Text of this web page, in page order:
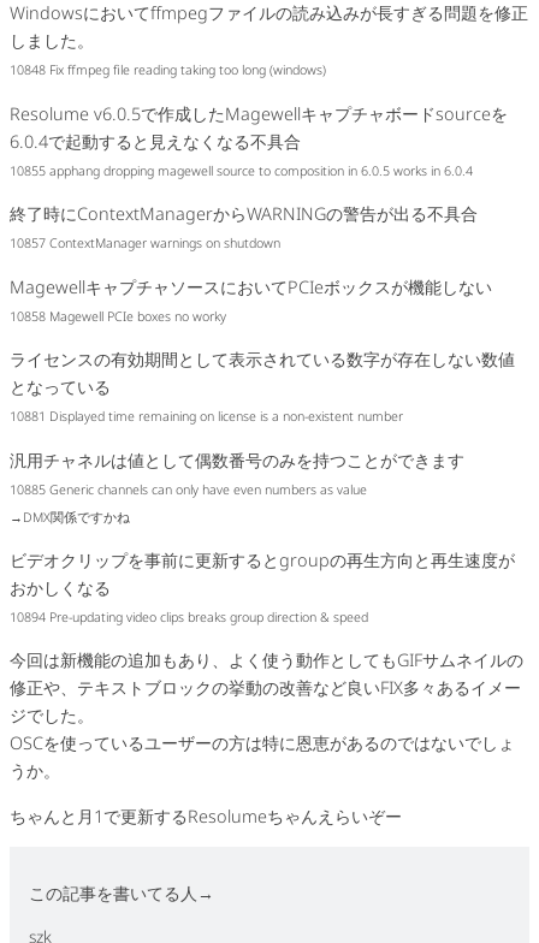
Windowsにおいてffmpegファイルの読み込みが長すぎる問題を修正
しました。
10848 Fix ffmpeg file reading taking too long (windows)
Resolume v6.0.5で作成したMagewellキャプチャボードsourceを
6.0.4で起動すると見えなくなる不具合
10855 apphang dropping magewell source to composition in 6.0.5 works in 6.0.4
終了時にContextManagerからWARNINGの警告が出る不具合
10857 ContextManager warnings on shutdown
MagewellキャプチャソースにおいてPCIeボックスが機能しない
10858 Magewell PCIe boxes no worky
ライセンスの有効期間として表示されている数字が存在しない数値
となっている
10881 Displayed time remaining on license is a non-existent number
汎用チャネルは値として偶数番号のみを持つことができます
10885 Generic channels can only have even numbers as value
→DMX関係ですかね
ビデオクリップを事前に更新するとgroupの再生方向と再生速度が
おかしくなる
10894 Pre-updating video clips breaks group direction & speed
今回は新機能の追加もあり、よく使う動作としてもGIFサムネイルの
修正や、テキストブロックの挙動の改善など良いFIX多々あるイメー
ジでした。
OSCを使っているユーザーの方は特に恩恵があるのではないでしょ
うか。
ちゃんと月1で更新するResolumeちゃんえらいぞー
この記事を書いてる人→
szk